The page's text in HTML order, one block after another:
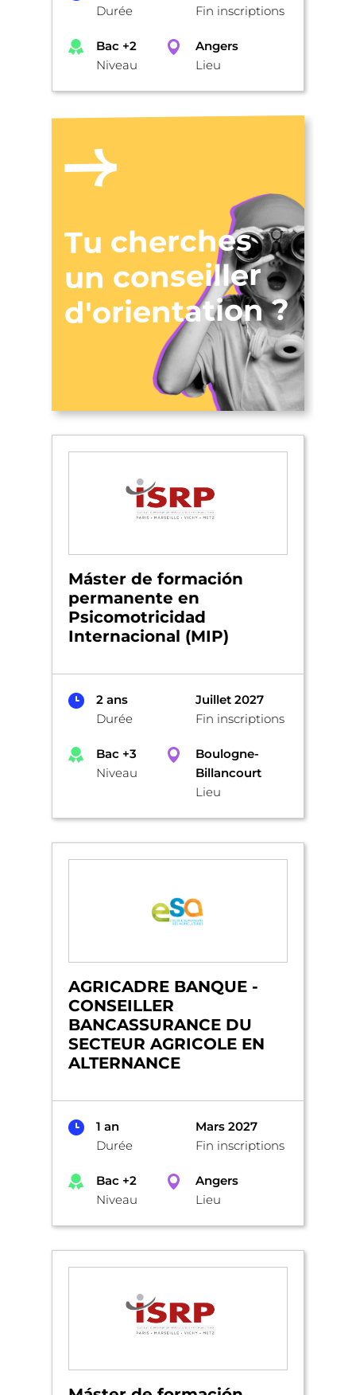
Durée
Fin inscriptions
Bac +2
Niveau
Angers
Lieu
Tu cherches
un conseiller
d'orientation ?
Máster de formación
permanente en
Psicomotricidad
Internacional (MIP)
2 ans
Durée
Juillet 2027
Fin inscriptions
Bac +3
Niveau
Boulogne-
Billancourt
Lieu
AGRICADRE BANQUE -
CONSEILLER
BANCASSURANCE DU
SECTEUR AGRICOLE EN
ALTERNANCE
1 an
Durée
Mars 2027
Fin inscriptions
Bac +2
Niveau
Angers
Lieu